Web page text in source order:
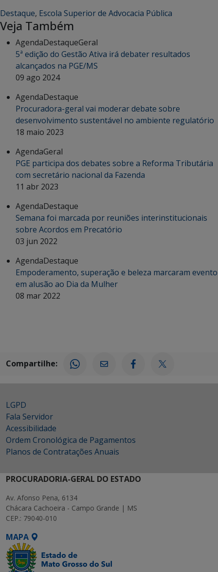
Destaque, Escola Superior de Advocacia Pública
Veja Também
AgendaDestaqueGeral
5ª edição do Gestão Ativa irá debater resultados
alcançados na PGE/MS
09 ago 2024
AgendaDestaque
Procuradora-geral vai moderar debate sobre
desenvolvimento sustentável no ambiente regulatório
18 maio 2023
AgendaGeral
PGE participa dos debates sobre a Reforma Tributária
com secretário nacional da Fazenda
11 abr 2023
AgendaDestaque
Semana foi marcada por reuniões interinstitucionais
sobre Acordos em Precatório
03 jun 2022
AgendaDestaque
Empoderamento, superação e beleza marcaram evento
em alusão ao Dia da Mulher
08 mar 2022
Compartilhe:
LGPD
Fala Servidor
Acessibilidade
Ordem Cronológica de Pagamentos
Planos de Contratações Anuais
PROCURADORIA-GERAL DO ESTADO
Av. Afonso Pena, 6134
Chácara Cachoeira - Campo Grande | MS
CEP.: 79040-010
MAPA